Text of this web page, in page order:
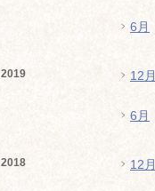
6月
2019 12月
6月
2018 12月